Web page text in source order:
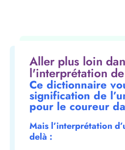
Aller plus loin
l'interprétation
Ce dictionnaire
signification de
pour le coureur
Mais l’interprétation
delà :